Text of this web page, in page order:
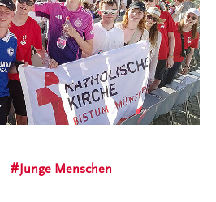
Junge Menschen